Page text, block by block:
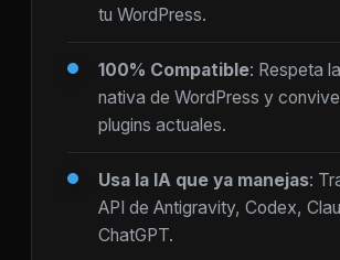
tu WordPress.
100% Compatible: Respeta
nativa de WordPress y
plugins actuales.
Usa la IA que ya manejas:
API de Antigravity, Codex,
ChatGPT.